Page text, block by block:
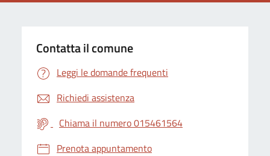
Contatta il comune
Leggi le domande frequenti
Richiedi assistenza
Chiama il numero 015461564
Prenota appuntamento